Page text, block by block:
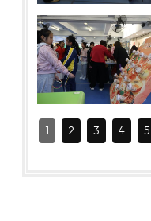
1 2 3 4 5